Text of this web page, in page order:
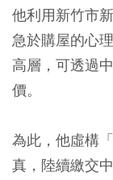
他利用新竹市
急於購屋的心
高層，可透過
價。
為此，他虛構
真，陸續繳交